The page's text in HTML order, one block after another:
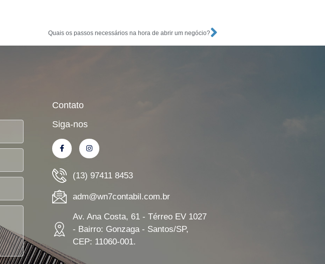
Quais os passos necessários na hora de abrir um negócio?
Contato
Siga-nos
(13) 97411 8453
adm@wn7contabil.com.br
Av. Ana Costa, 61 - Térreo EV 1027
- Bairro: Gonzaga - Santos/SP,
CEP: 11060-001.